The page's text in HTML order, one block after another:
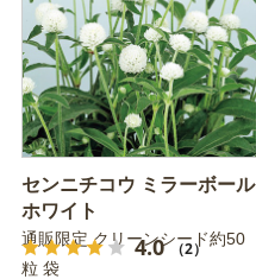
センニチコウ ミラーボール
ホワイト
4.0 （2）
通販限定 クリーンシード約50
粒 袋